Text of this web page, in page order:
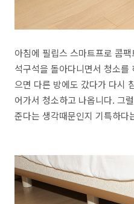
아침에 필립스 스마트프로 콤
석구석을 돌아다니면서 청소를
으면 다른 방에도 갔다가 다시
어가서 청소하고 나옵니다. 그
준다는 생각때문인지 기특하다